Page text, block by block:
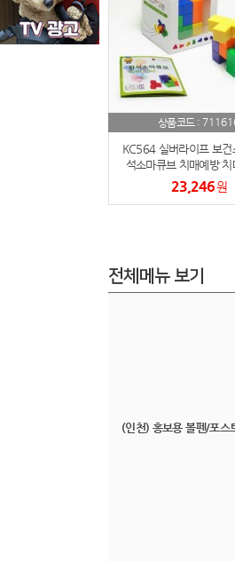
상품코드 :
KC564 실버라이프 보건
석소마큐브 치매예방
23,246원
전체메뉴 보기
(인천) 홍보용 볼펜/포스